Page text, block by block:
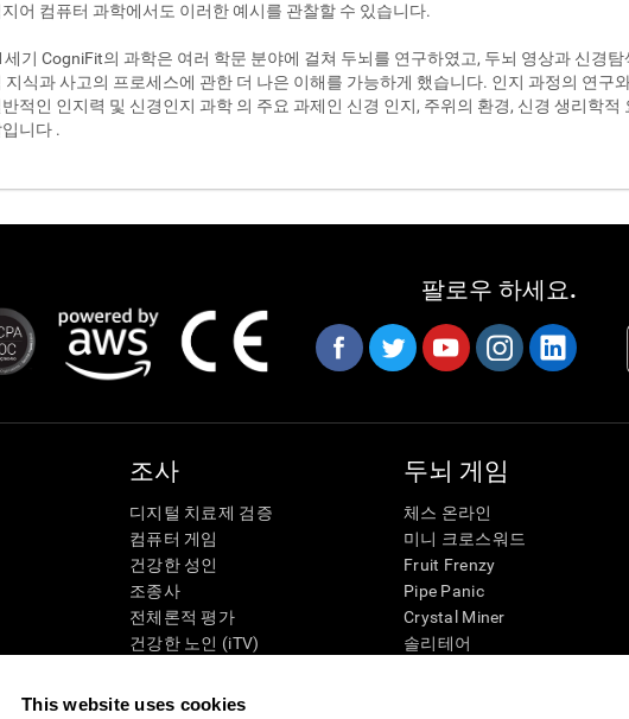
This website uses cookies
지어 컴퓨터 과학에서도 이러한 예시를 관찰할 수 있습니다.
세기 CogniFit의 과학은 여러 학문 분야에 걸쳐 두뇌를 연구하였고, 두뇌 영상과 신경
지식과 사고의 프로세스에 관한 더 나은 이해를 가능하게 했습니다. 인지 과정의 연구
반적인 인지력 및 신경인지 과학 의 주요 과제인 신경 인지, 주위의 환경, 신경 생리학
니다 .
팔로우 하세요.
조사
디지털 치료제 검증
컴퓨터 게임
건강한 성인
조종사
전체론적 평가
건강한 노인 (iTV)
노인의 인지 상태
두뇌 게임
체스 온라인
미니 크로스워드
Fruit Frenzy
Pipe Panic
Crystal Miner
솔리테어